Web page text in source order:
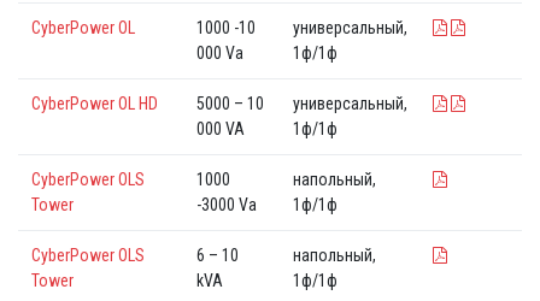
CyberPower OL
1000 -10
000 Va
универсальный,
1ф/1ф
CyberPower OL HD
5000 – 10
000 VA
универсальный,
1ф/1ф
CyberPower OLS
Tower
1000
-3000 Va
напольный,
1ф/1ф
CyberPower OLS
Tower
6 – 10
kVA
напольный,
1ф/1ф